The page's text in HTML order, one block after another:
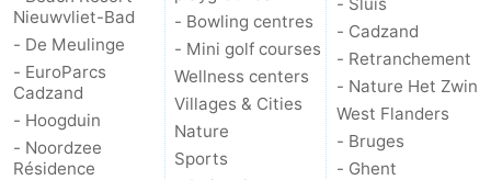
Nieuwvliet-Bad
- De Meulinge
- EuroParcs
Cadzand
- Hoogduin
- Noordzee
Résidence
- Bowling centres
- Mini golf courses
Wellness centers
Villages & Cities
Nature
Sports
- Cadzand
- Retranchement
- Nature Het Zwin
West Flanders
- Bruges
- Ghent